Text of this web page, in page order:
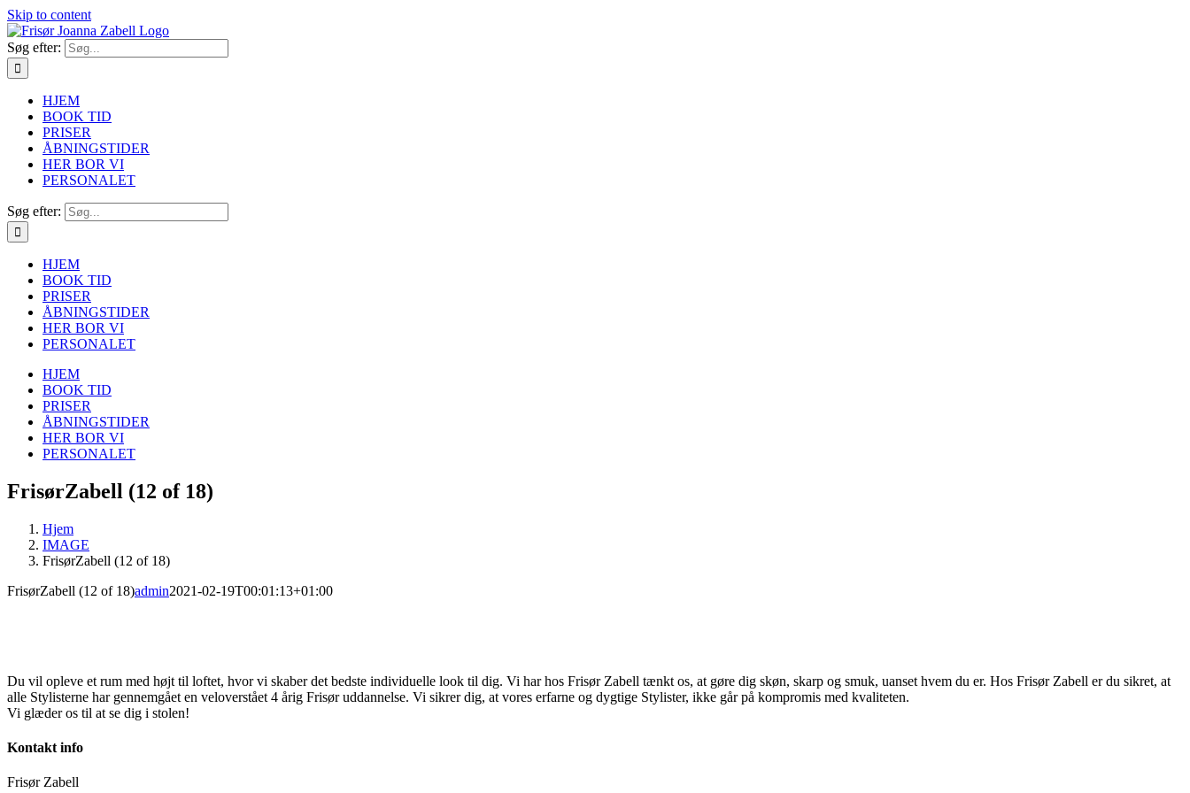
Skip to content
Søg efter:
HJEM
BOOK TID
PRISER
ÅBNINGSTIDER
HER BOR VI
PERSONALET
Søg efter:
HJEM
BOOK TID
PRISER
ÅBNINGSTIDER
HER BOR VI
PERSONALET
HJEM
BOOK TID
PRISER
ÅBNINGSTIDER
HER BOR VI
PERSONALET
FrisørZabell (12 of 18)
Hjem
IMAGE
FrisørZabell (12 of 18)
FrisørZabell (12 of 18)admin2021-02-19T00:01:13+01:00
Du vil opleve et rum med højt til loftet, hvor vi skaber det bedste individuelle look til dig. Vi har hos Frisør Zabell tænkt os, at gøre dig skøn, skarp og smuk, uanset hvem du er. Hos Frisør Zabell er du sikret, at
alle Stylisterne har gennemgået en veloverstået 4 årig Frisør uddannelse. Vi sikrer dig, at vores erfarne og dygtige Stylister, ikke går på kompromis med kvaliteten.
Vi glæder os til at se dig i stolen!
Kontakt info
Frisør Zabell